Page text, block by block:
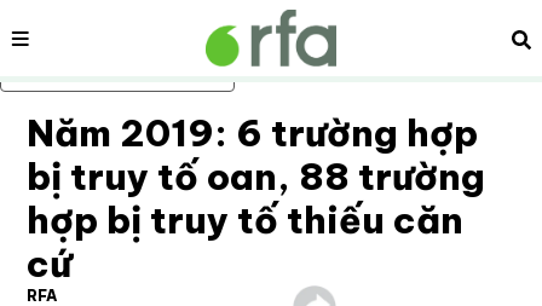
Bỏ qua nội dung chính
Nội dung
Năm 2019: 6 trường hợp
bị truy tố oan, 88 trường
hợp bị truy tố thiếu căn
cứ
RFA